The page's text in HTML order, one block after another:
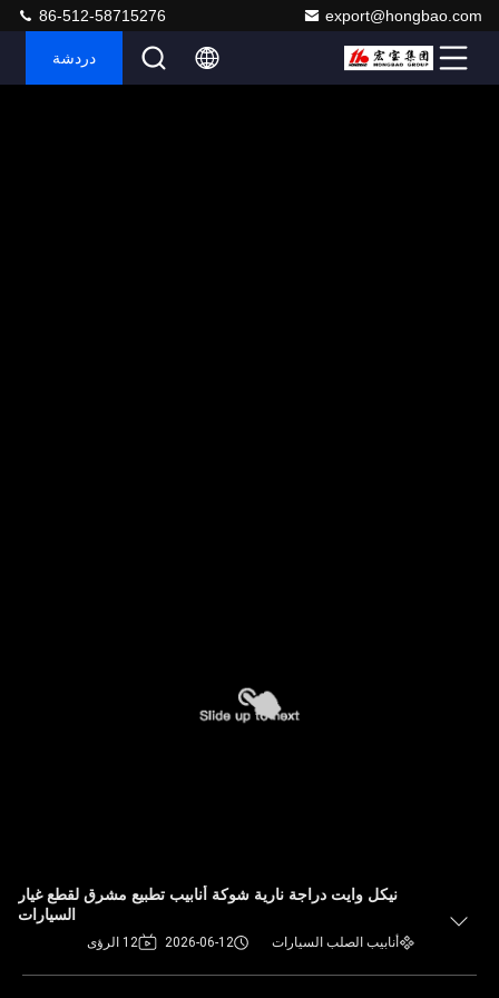
export@hongbao.com
86-512-58715276
دردشة
نيكل وايت دراجة نارية شوكة أنابيب تطبيع مشرق لقطع غيار
السيارات
أنابيب الصلب السيارات 2026-06-12 12 الرؤى